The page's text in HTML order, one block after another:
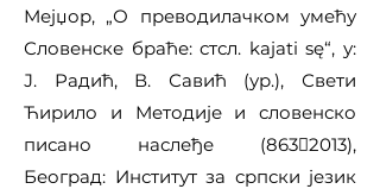
Мејџор, „О преводилачком умећу
Словенске браће: стсл. kaјаti sę“, у:
Ј. Радић, В. Савић (ур.), Свети
Ћирило и Методије и словенско
писано наслеђе (8632013),
Београд: Институт за српски језик